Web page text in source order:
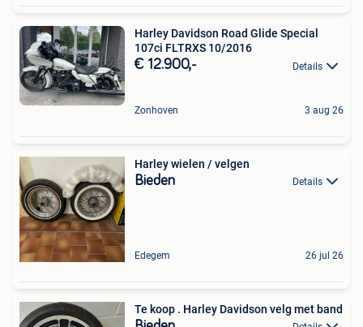
Harley Davidson Road Glide Special
107ci FLTRXS 10/2016
€ 12.900,- Details
Zonhoven 3 aug 26
Harley wielen / velgen
Bieden Details
Edegem 26 jul 26
Te koop . Harley Davidson velg met band